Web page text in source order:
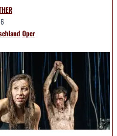
Oper